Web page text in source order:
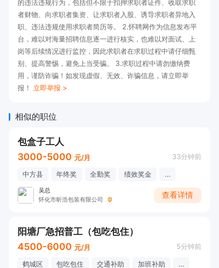
的违法违规行为，包括但不限于扣押求职者证件、收取求职
者财物、向求职者集资、让求职者入股、诱导求职者异地入
职、违法违规使用求职者简历等。 2.怀聘网作为信息发布平
台，难以对海量招聘信息逐一进行核实，也难以对面试、上
岗等后续情况进行监控，因此求职者在求职过程中请仔细甄
别、提高警惕，避免上当受骗。 3.求职过程中请勿缴纳费
用，谨防诈骗！如发现虚假、无效、诈骗信息，请立即举
报！ 立即举报 >
相似的职位
包盒子工人
3000-5000 元/月 33分钟前
中方县 年终奖 全勤奖 绩效奖金 ...
吴总
怀化市昕浩包装有限公司
查看详情
阳塘厂急招普工（包吃包住）
4500-6000 元/月 5分钟前
鹤城区 包吃包住 交通补助 加班补助 ...